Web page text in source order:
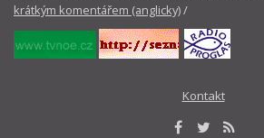
krátkým komentářem (anglicky)/
Kontakt